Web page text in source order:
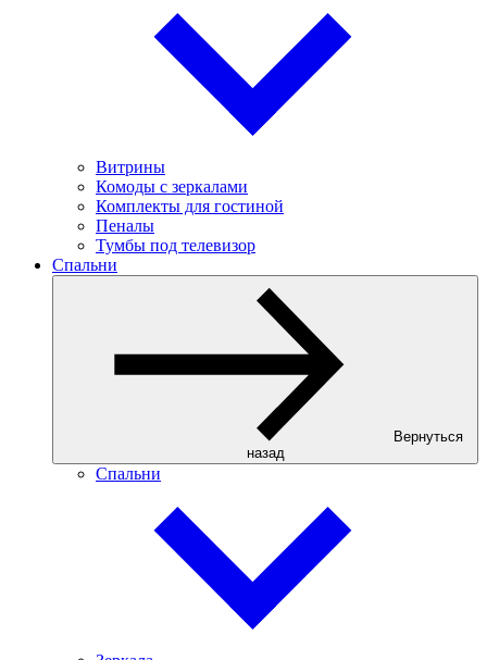
Витрины
Комоды с зеркалами
Комплекты для гостиной
Пеналы
Тумбы под телевизор
Спальни
Вернуться
назад
Спальни